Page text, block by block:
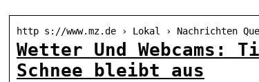
http s://www.mz.de › Lokal › Nachrichten
Wetter Und Webcams:
Schnee bleibt aus